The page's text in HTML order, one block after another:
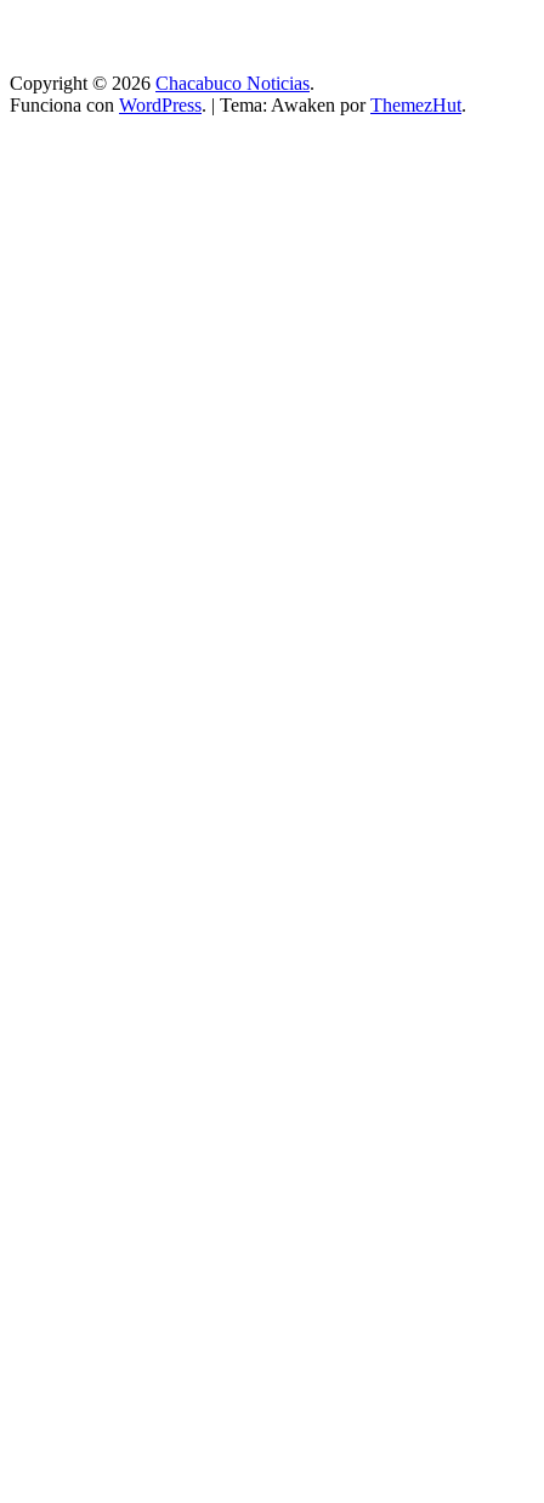
Copyright © 2026 Chacabuco Noticias.
Funciona con WordPress. | Tema: Awaken porThemezHut.